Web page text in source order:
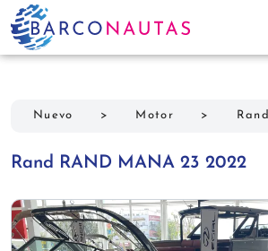
Nuevo > Motor > Rand
Rand RAND MANA 23 2022